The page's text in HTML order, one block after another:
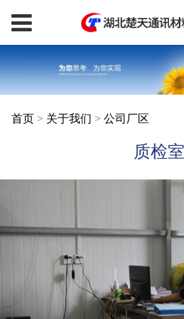
首页> 关于我们 > 公司厂区
质检室